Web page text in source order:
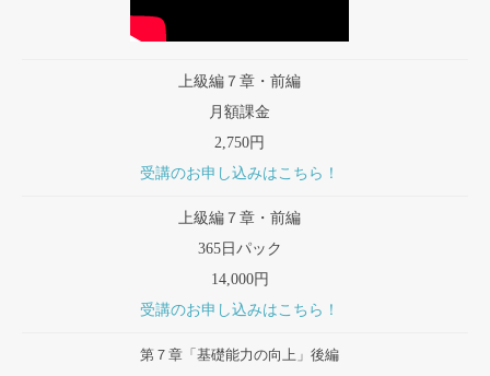
上級編７章・前編
月額課金
2,750円
受講のお申し込みはこちら！
上級編７章・前編
365日パック
14,000円
受講のお申し込みはこちら！
第７章「基礎能力の向上」後編